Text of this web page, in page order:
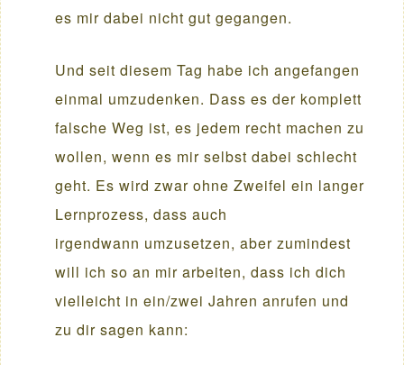
es mir dabei nicht gut gegangen.
Und seit diesem Tag habe ich angefangen
einmal umzudenken. Dass es der komplett
falsche Weg ist, es jedem recht machen zu
wollen, wenn es mir selbst dabei schlecht
geht. Es wird zwar ohne Zweifel ein langer
Lernprozess, dass auch
irgendwann umzusetzen, aber zumindest
will ich so an mir arbeiten, dass ich dich
vielleicht in ein/zwei Jahren anrufen und
zu dir sagen kann: